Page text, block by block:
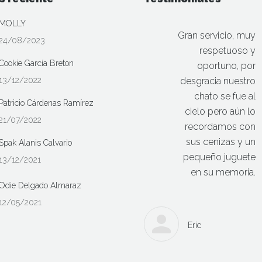
MOLLY
08/2023
García Breton
13/12/2022
Patricio Cárdenas Ramírez
07/2022
Spak Alanis Calvario
13/12/2021
Delgado Almaraz
12/05/2021
Gran servicio, muy
respetuoso y
oportuno, por
desgracia nuestro
chato se fue al
cielo pero aún lo
recordamos con
sus cenizas y un
pequeño juguete
en su memoria.
Eric